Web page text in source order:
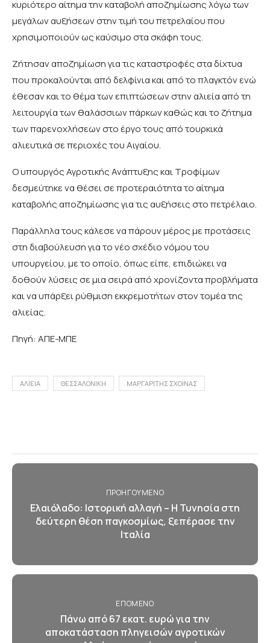
κυριότερο αίτημα την καταβολή αποζημίωσης λόγω των
μεγάλων αυξήσεων στην τιμή του πετρελαίου που
χρησιμοποιούν ως καύσιμο στα σκάφη τους.
Ζήτησαν αποζημίωση για τις καταστροφές στα δίχτυα
που προκαλούνται από δελφίνια και από το πλαγκτόν ενώ
έθεσαν και το θέμα των επιπτώσεων στην αλιεία από τη
λειτουργία των θαλάσσιων πάρκων καθώς και το ζήτημα
των παρενοχλήσεων στο έργο τους από τουρκικά
αλιευτικά σε περιοχές του Αιγαίου.
Ο υπουργός Αγροτικής Ανάπτυξης και Τροφίμων
δεσμεύτηκε να θέσει σε προτεραιότητα το αίτημα
καταβολής αποζημίωσης για τις αυξήσεις στο πετρέλαιο.
Παράλληλα τους κάλεσε να πάρουν μέρος με προτάσεις
στη διαβούλευση για το νέο σχέδιο νόμου του
υπουργείου, με το οποίο, όπως είπε, επιδιώκει να
δοθούν λύσεις σε μια σειρά από χρονίζοντα προβλήματα
και να υπάρξει ρύθμιση εκκρεμοτήτων στον τομέα της
αλιείας.
Πηγή: ΑΠΕ-ΜΠΕ
ΑΛΙΕΙΑ ΘΕΣΣΑΛΟΝΙΚΗ ΜΑΡΓΑΡΙΤΗΣ ΣΧΟΙΝΑΣ
ΠΡΟΗΓΟΎΜΕΝΟ
Ελαιόλαδο: Ιστορική αλλαγή – Η Τυνησία στη
δεύτερη θέση παγκοσμίως, ξεπέρασε την
Ιταλία
ΕΠΌΜΕΝΟ
Πάνω από 67 εκατ. ευρώ για την
αποκατάσταση πληγεισών αγροτικών